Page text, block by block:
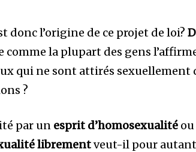
donc l’origine de ce projet de loi?
comme la plupart des gens
qui ne sont attirés sexuellement
?
par un esprit d’homosexualité
librementveut-il pour autant